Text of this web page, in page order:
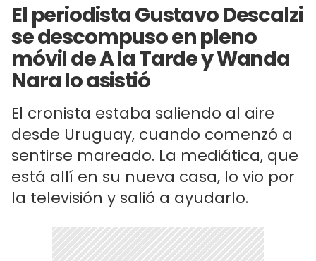
El periodista Gustavo Descalzi
se descompuso en pleno
móvil de A la Tarde y Wanda
Nara lo asistió
El cronista estaba saliendo al aire
desde Uruguay, cuando comenzó a
sentirse mareado. La mediática, que
está allí en su nueva casa, lo vio por
la televisión y salió a ayudarlo.